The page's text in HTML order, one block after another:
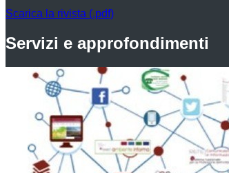
Scarica la rivista (.pdf)
Servizi e approfondimenti